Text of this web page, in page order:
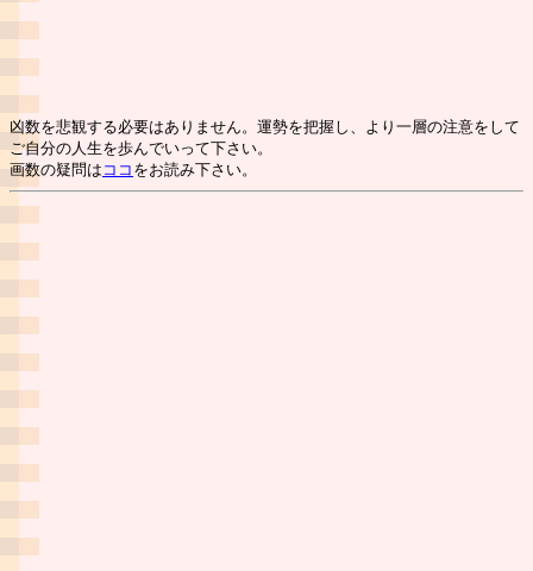
凶数を悲観する必要はありません。運勢を把握し、より一層の注意をして
ご自分の人生を歩んでいって下さい。
画数の疑問は ココ をお読み下さい。